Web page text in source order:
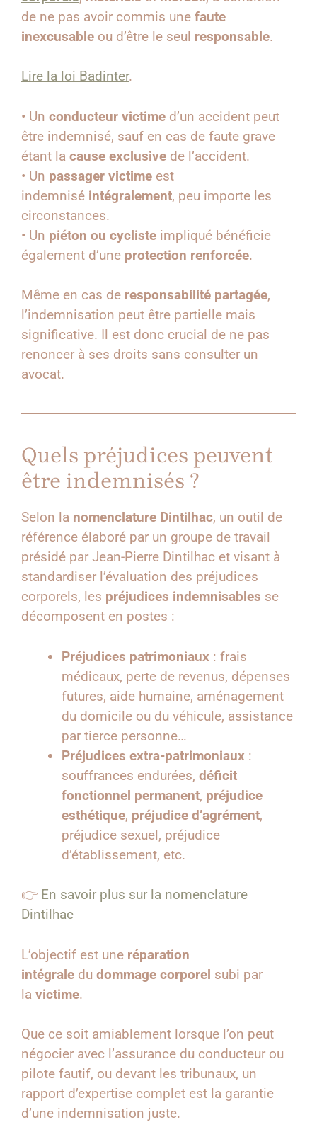
de ne pas avoir commis une faute
inexcusable ou d’être le seul responsable.
Lire la loi Badinter.
• Un conducteur victime d’un accident peut
être indemnisé, sauf en cas de faute grave
étant la cause exclusive de l’accident.
• Un passager victime est
indemnisé intégralement, peu importe les
circonstances.
• Un piéton ou cycliste impliqué bénéficie
également d’une protection renforcée.
Même en cas de responsabilité partagée,
l’indemnisation peut être partielle mais
significative. Il est donc crucial de ne pas
renoncer à ses droits sans consulter un
avocat.
Quels préjudices peuvent
être indemnisés ?
Selon la nomenclature Dintilhac, un outil de
référence élaboré par un groupe de travail
présidé par Jean-Pierre Dintilhac et visant à
standardiser l’évaluation des préjudices
corporels, les préjudices indemnisables se
décomposent en postes :
Préjudices patrimoniaux : frais
médicaux, perte de revenus, dépenses
futures, aide humaine, aménagement
du domicile ou du véhicule, assistance
par tierce personne…
Préjudices extra-patrimoniaux :
souffrances endurées, déficit
fonctionnel permanent, préjudice
esthétique, préjudice d’agrément,
préjudice sexuel, préjudice
d’établissement, etc.
👉 En savoir plus sur la nomenclature
Dintilhac
L’objectif est une réparation
intégrale du dommage corporel subi par
la victime.
Que ce soit amiablement lorsque l’on peut
négocier avec l’assurance du conducteur ou
pilote fautif, ou devant les tribunaux, un
rapport d’expertise complet est la garantie
d’une indemnisation juste.